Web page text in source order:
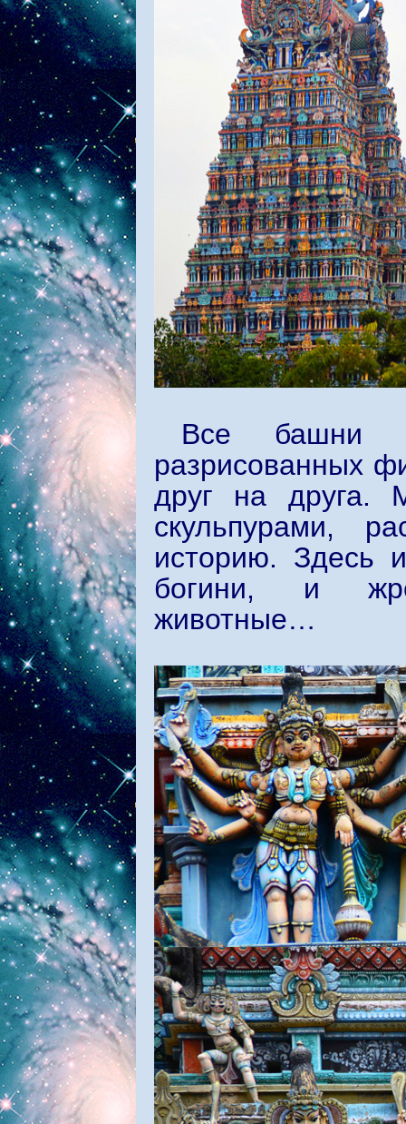
Все башни
разрисованных
друг на друга.
скульпурами,
историю. Здесь
богини, и
животные…